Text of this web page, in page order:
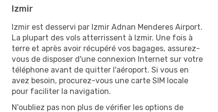
Izmir
Izmir est desservi par Izmir Adnan Menderes Airport.
La plupart des vols atterrissent à Izmir. Une fois à
terre et après avoir récupéré vos bagages, assurez-
vous de disposer d'une connexion Internet sur votre
téléphone avant de quitter l'aéroport. Si vous en
avez besoin, procurez-vous une carte SIM locale
pour faciliter la navigation.
N'oubliez pas non plus de vérifier les options de